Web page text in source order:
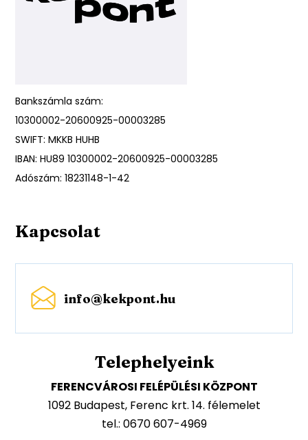
Bankszámla szám:
10300002-20600925-00003285
SWIFT: MKKB HUHB
IBAN: HU89 10300002-20600925-00003285
Adószám: 18231148-1-42
Kapcsolat
info@kekpont.hu
Telephelyeink
FERENCVÁROSI FELÉPÜLÉSI KÖZPONT
1092 Budapest, Ferenc krt. 14. félemelet
tel.: 0670 607-4969